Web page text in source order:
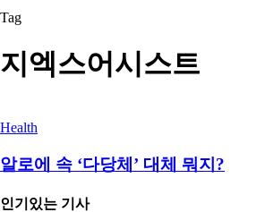
Tag
지엑스어시스트
Health
알로에 속 ‘다당체’ 대체 뭐지?
인기있는 기사